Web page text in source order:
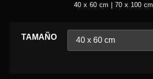
40 x 60 cm | 70 x 100 cm
TAMAÑO